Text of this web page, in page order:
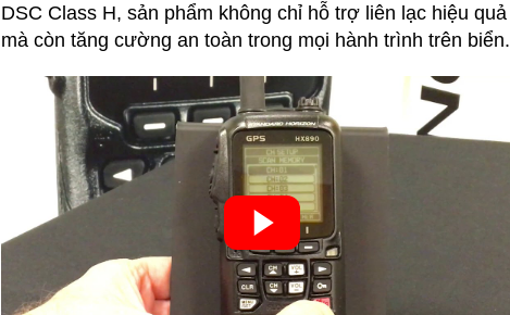
DSC Class H, sản phẩm không chỉ hỗ trợ liên lạc hiệu quả
mà còn tăng cường an toàn trong mọi hành trình trên biển.